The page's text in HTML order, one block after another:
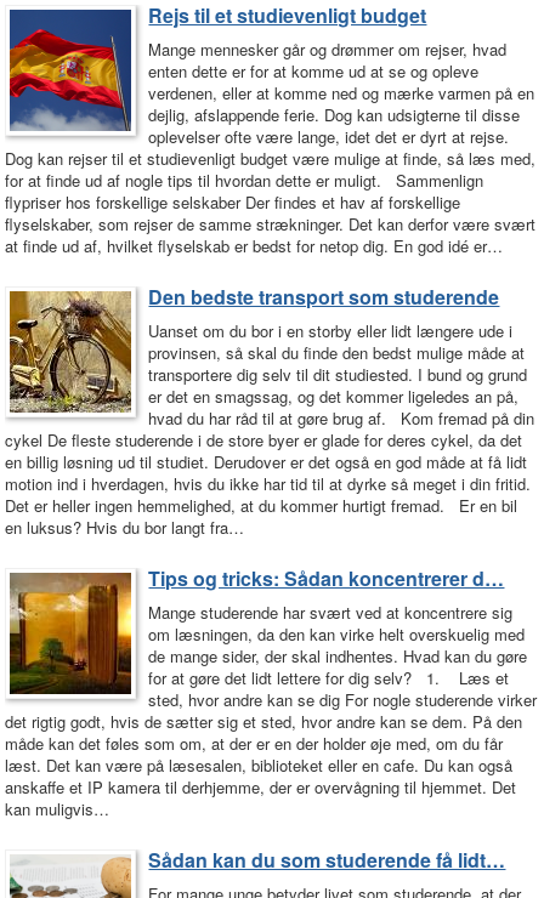
Rejs til et studievenligt budget
Mange mennesker går og drømmer om rejser, hvad
enten dette er for at komme ud at se og opleve
verdenen, eller at komme ned og mærke varmen på en
dejlig, afslappende ferie. Dog kan udsigterne til disse
oplevelser ofte være lange, idet det er dyrt at rejse.
Dog kan rejser til et studievenligt budget være mulige at finde, så læs med,
for at finde ud af nogle tips til hvordan dette er muligt. Sammenlign
flypriser hos forskellige selskaber Der findes et hav af forskellige
flyselskaber, som rejser de samme strækninger. Det kan derfor være svært
at finde ud af, hvilket flyselskab er bedst for netop dig. En god idé er…
Den bedste transport som studerende
Uanset om du bor i en storby eller lidt længere ude i
provinsen, så skal du finde den bedst mulige måde at
transportere dig selv til dit studiested. I bund og grund
er det en smagssag, og det kommer ligeledes an på,
hvad du har råd til at gøre brug af. Kom fremad på din
cykel De fleste studerende i de store byer er glade for deres cykel, da det
en billig løsning ud til studiet. Derudover er det også en god måde at få lidt
motion ind i hverdagen, hvis du ikke har tid til at dyrke så meget i din fritid.
Det er heller ingen hemmelighed, at du kommer hurtigt fremad. Er en bil
en luksus? Hvis du bor langt fra…
Tips og tricks: Sådan koncentrerer d…
Mange studerende har svært ved at koncentrere sig
om læsningen, da den kan virke helt overskuelig med
de mange sider, der skal indhentes. Hvad kan du gøre
for at gøre det lidt lettere for dig selv? 1. Læs et
sted, hvor andre kan se dig For nogle studerende virker
det rigtig godt, hvis de sætter sig et sted, hvor andre kan se dem. På den
måde kan det føles som om, at der er en der holder øje med, om du får
læst. Det kan være på læsesalen, biblioteket eller en cafe. Du kan også
anskaffe et IP kamera til derhjemme, der er overvågning til hjemmet. Det
kan muligvis…
Sådan kan du som studerende få lidt…